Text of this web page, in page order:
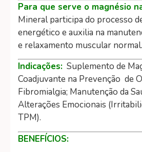
Para que serve o magnésio
Mineral participa do processo
energético e auxilia na
e relaxamento muscular normal.
Indicações: Suplemento de
Coadjuvante na Prevenção de
Fibromialgia; Manutenção da
Alterações Emocionais
TPM).
BENEFÍCIOS: